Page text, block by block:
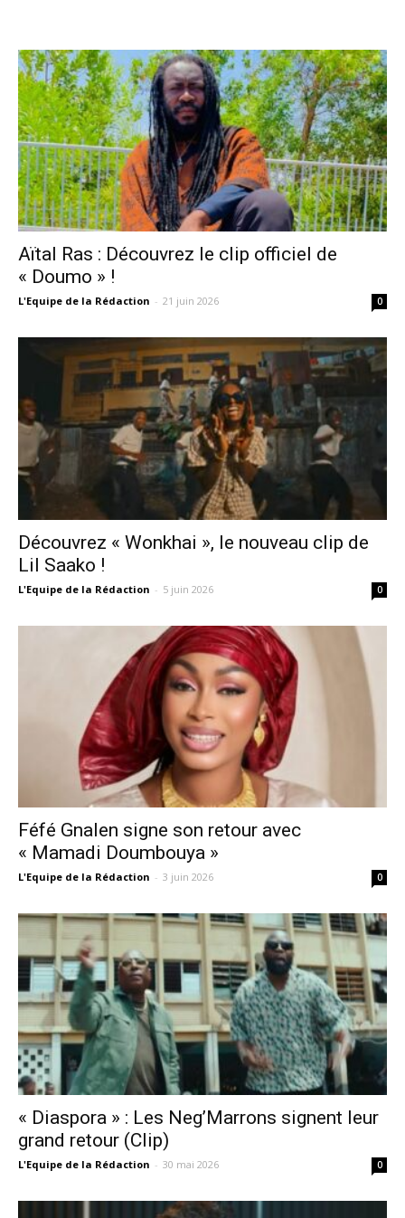
Aïtal Ras : Découvrez le clip officiel de
« Doumo » !
L'Equipe de la Rédaction - 21 juin 2026 0
Découvrez « Wonkhai », le nouveau clip de
Lil Saako !
L'Equipe de la Rédaction - 5 juin 2026 0
Féfé Gnalen signe son retour avec
« Mamadi Doumbouya »
L'Equipe de la Rédaction - 3 juin 2026 0
« Diaspora » : Les Neg’Marrons signent leur
grand retour (Clip)
L'Equipe de la Rédaction - 30 mai 2026 0